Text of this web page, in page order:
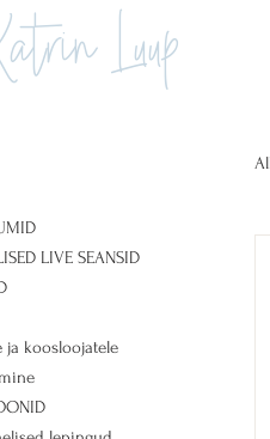
LIVE SEANSID
ja koosloojatele
Luup